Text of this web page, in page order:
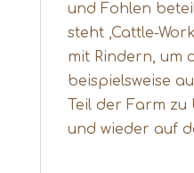
und Fohlen
steht ,Cattle-
mit Rindern, um
beispielsweise
Teil der Farm zu
und wieder auf